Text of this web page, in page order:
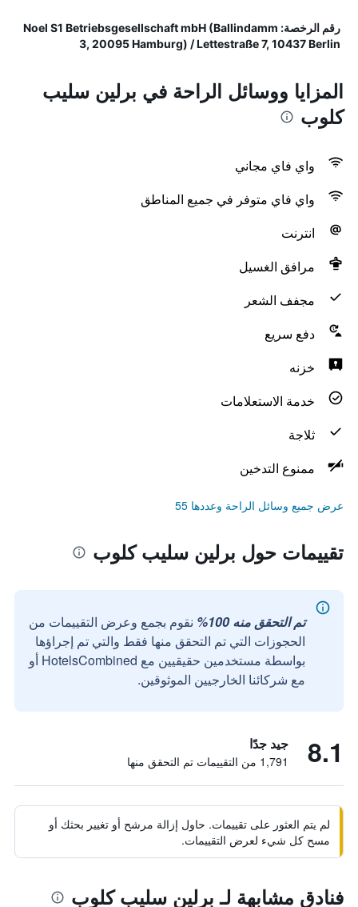
رقم الرخصة: Noel S1 Betriebsgesellschaft mbH (Ballindamm
3, 20095 Hamburg) / Lettestraße 7, 10437 Berlin
المزايا ووسائل الراحة في برلين سليب
كلوب
واي فاي مجاني
واي فاي متوفر في جميع المناطق
انترنت
مرافق الغسيل
مجفف الشعر
دفع سريع
خزنه
خدمة الاستعلامات
ثلاجة
ممنوع التدخين
عرض جميع وسائل الراحة وعددها 55
تقييمات حول برلين سليب كلوب
تم التحقق منه 100%
نقوم بجمع وعرض التقييمات من
الحجوزات التي تم التحقق منها فقط والتي تم إجراؤها
بواسطة مستخدمين حقيقيين مع HotelsCombined أو
مع شركائنا الخارجيين الموثوقين.
8.1 جيد جدًا
1,791 من التقييمات تم التحقق منها
لم يتم العثور على تقييمات. حاول إزالة مرشح أو تغيير بحثك أو
مسح كل شيء لعرض التقييمات.
فنادق مشابهة لـ برلين سليب كلوب